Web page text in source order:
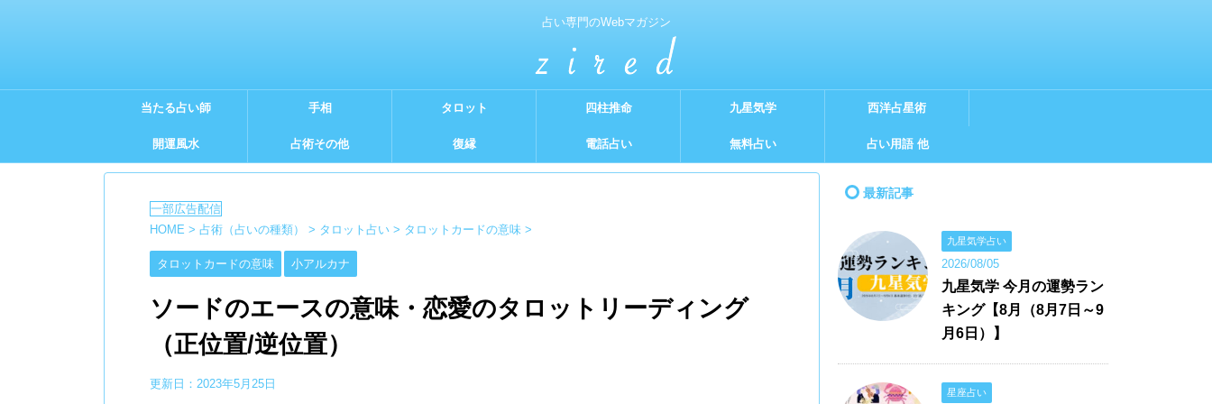
占い専門のWebマガジン
当たる占い師 手相 タロット 四柱推命 九星気学 西洋占星術
開運風水 占術その他 復縁 電話占い 無料占い 占い用語 他
HOME > 占術（占いの種類） > タロット占い > タロットカードの意味 >
タロットカードの意味 小アルカナ
ソードのエースの意味・恋愛のタロットリーディング
（正位置/逆位置）
更新日： 2023年5月25日
最新記事
九星気学占い
2026/08/05
九星気学 今月の運勢ラン
キング【8月（8月7日～9
月6日）】
星座占い